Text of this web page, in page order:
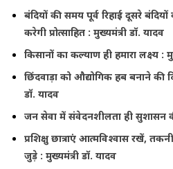
बंदियों की समय पूर्व रिहाई दूसरे
करेगी प्रोत्साहित : मुख्यमंत्री डॉ. यादव
किसानों का कल्याण ही हमारा लक्ष्य :
छिंदवाड़ा को औद्योगिक हब बनाने की
डॉ. यादव
जन सेवा में संवेदनशीलता ही सुशासन
प्रशिक्षु छात्राएं आत्मविश्वास रखें,
जुड़े : मुख्यमंत्री डॉ. यादव